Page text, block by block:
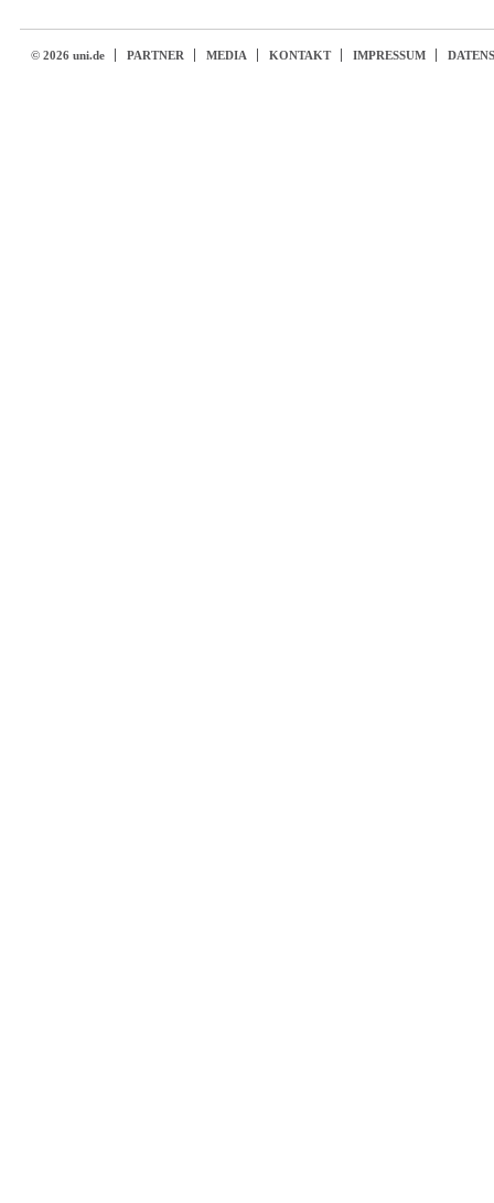
© 2026 uni.de PARTNER MEDIA KONTAKT IMPRESSUM